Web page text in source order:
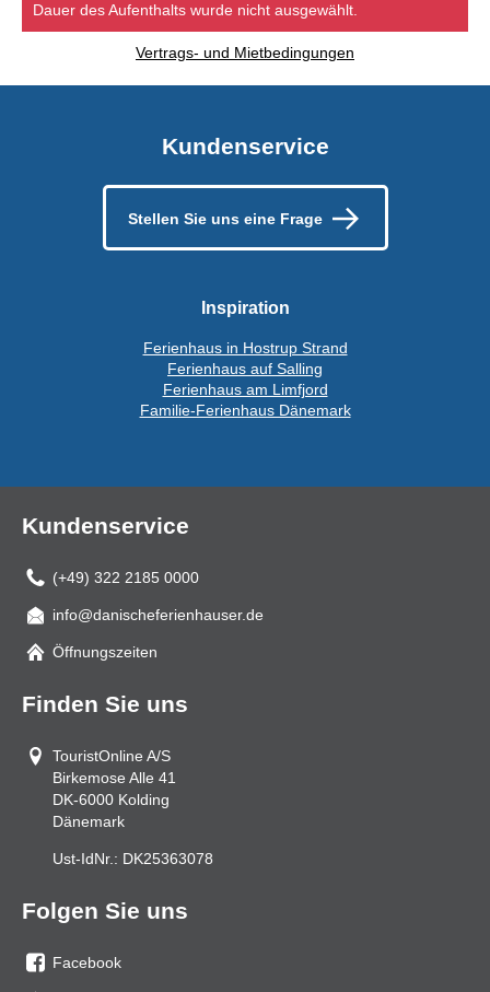
Dauer des Aufenthalts wurde nicht ausgewählt.
Vertrags- und Mietbedingungen
Kundenservice
Stellen Sie uns eine Frage
Inspiration
Ferienhaus in Hostrup Strand
Ferienhaus auf Salling
Ferienhaus am Limfjord
Familie-Ferienhaus Dänemark
Kundenservice
(+49) 322 2185 0000
Mail
info@danischeferienhauser.de
Öffnungszeiten
Finden Sie uns
TouristOnline A/S
Birkemose Alle 41
DK-6000 Kolding
Dänemark
Ust-IdNr.: DK25363078
Folgen Sie uns
Sie
Facebook